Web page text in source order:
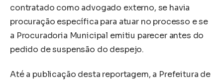
contratado como advogado externo, se havia
procuração específica para atuar no processo e se
a Procuradoria Municipal emitiu parecer antes do
pedido de suspensão do despejo.
Até a publicação desta reportagem, a Prefeitura de